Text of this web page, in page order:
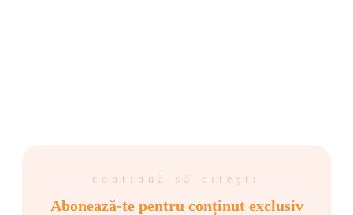
continuă să citești
Abonează-te pentru conținut exclusiv